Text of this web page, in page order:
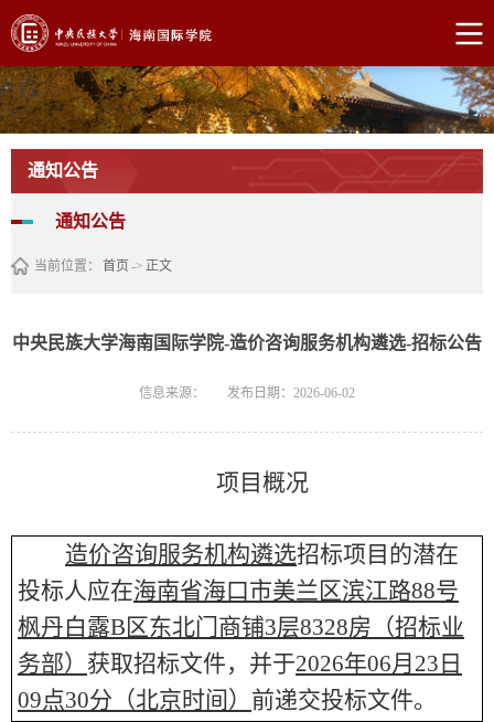
通知公告
通知公告
当前位置： 首页-> 正文
中央民族大学海南国际学院-造价咨询服务机构遴选-招标公告
信息来源： 发布日期：2026-06-02
项目概况
造价咨询服务机构遴选招标项目的潜在
投标人应在海南省海口市美兰区滨江路88号
枫丹白露B区东北门商铺3层8328房（招标业
务部） 获取招标文件，并于2026年06月23日
09点30分 （北京时间） 前递交投标文件。